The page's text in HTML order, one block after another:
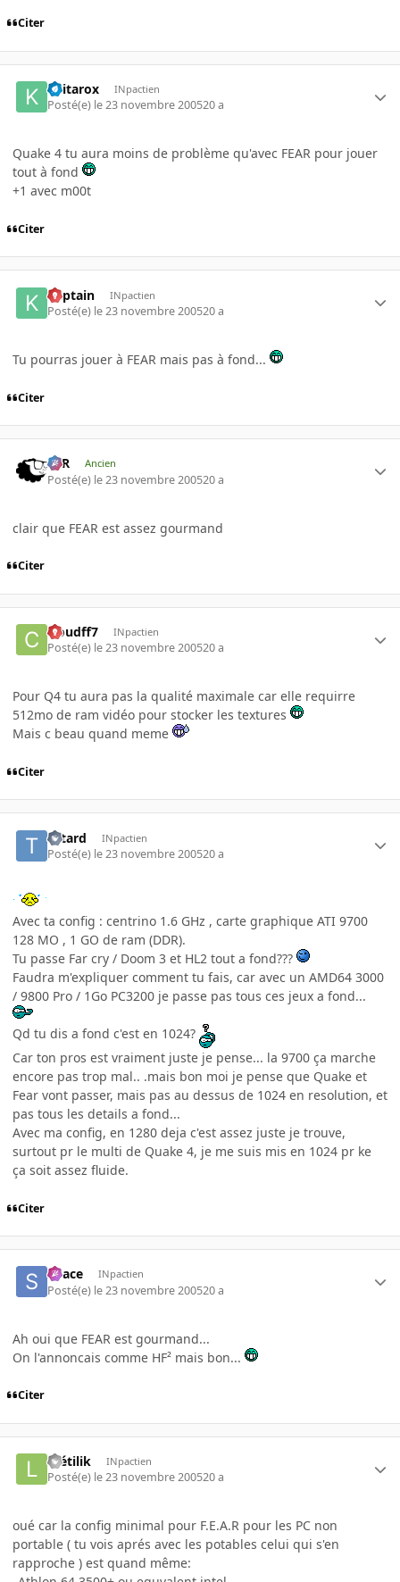
Citer
Keitarox INpactien
Posté(e) le 23 novembre 200520 a
Quake 4 tu aura moins de problème qu'avec FEAR pour jouer
tout à fond
+1 avec m00t
Citer
Kaptain INpactien
Posté(e) le 23 novembre 200520 a
Tu pourras jouer à FEAR mais pas à fond...
Citer
KzR Ancien
Posté(e) le 23 novembre 200520 a
clair que FEAR est assez gourmand
Citer
cloudff7 INpactien
Posté(e) le 23 novembre 200520 a
Pour Q4 tu aura pas la qualité maximale car elle requirre
512mo de ram vidéo pour stocker les textures
Mais c beau quand meme
Citer
Tetard INpactien
Posté(e) le 23 novembre 200520 a
Avec ta config : centrino 1.6 GHz , carte graphique ATI 9700
128 MO , 1 GO de ram (DDR).
Tu passe Far cry / Doom 3 et HL2 tout a fond???
Faudra m'expliquer comment tu fais, car avec un AMD64 3000
/ 9800 Pro / 1Go PC3200 je passe pas tous ces jeux a fond...
Qd tu dis a fond c'est en 1024?
Car ton pros est vraiment juste je pense... la 9700 ça marche
encore pas trop mal.. .mais bon moi je pense que Quake et
Fear vont passer, mais pas au dessus de 1024 en resolution, et
pas tous les details a fond...
Avec ma config, en 1280 deja c'est assez juste je trouve,
surtout pr le multi de Quake 4, je me suis mis en 1024 pr ke
ça soit assez fluide.
Citer
Space INpactien
Posté(e) le 23 novembre 200520 a
Ah oui que FEAR est gourmand...
On l'annoncais comme HF² mais bon...
Citer
L_étilik INpactien
Posté(e) le 23 novembre 200520 a
oué car la config minimal pour F.E.A.R pour les PC non
portable ( tu vois aprés avec les potables celui qui s'en
rapproche ) est quand même: